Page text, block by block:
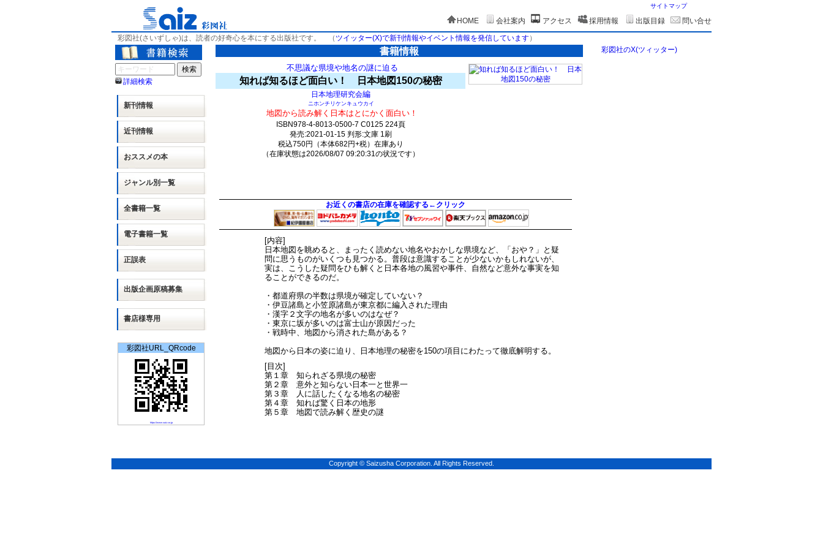
サイトマップ
HOME 会社案内 アクセス 採用情報 出版目録
問い合せ
彩図社(さいずしゃ)は、読者の好奇心を本にする出版社です。
（ ツイッター(X)で新刊情報やイベント情報を発信しています）
詳細検索
新刊情報
近刊情報
おススメの本
ジャンル別一覧
全書籍一覧
電子書籍一覧
正誤表
出版企画原稿募集
書店様専用
彩図社URL_QRcode
https://www.saiz.co.jp
書籍情報
不思議な県境や地名の謎に迫る
知れば知るほど面白い！ 日本地図150の秘密
日本地理研究会編
ニホンチリケンキュウカイ
地図から読み解く日本はとにかく面白い！
ISBN978-4-8013-0500-7 C0125 224頁
発売:2021-01-15 判形:文庫 1刷
税込750円（本体682円+税）在庫あり
（在庫状態は2026/08/07 09:20:31の状況です）
お近くの書店の在庫を確認する←クリック
[内容]
日本地図を眺めると、まったく読めない地名やおかしな県境など、「おや？」と疑
問に思うものがいくつも見つかる。普段は意識することが少ないかもしれないが、
実は、こうした疑問をひも解くと日本各地の風習や事件、自然など意外な事実を知
ることができるのだ。
・都道府県の半数は県境が確定していない？
・伊豆諸島と小笠原諸島が東京都に編入された理由
・漢字２文字の地名が多いのはなぜ？
・東京に坂が多いのは富士山が原因だった
・戦時中、地図から消された島がある？
地図から日本の姿に迫り、日本地理の秘密を150の項目にわたって徹底解明する。
[目次]
第１章 知られざる県境の秘密
第２章 意外と知らない日本一と世界一
第３章 人に話したくなる地名の秘密
第４章 知れば驚く日本の地形
第５章 地図で読み解く歴史の謎
彩図社のX(ツィッター)
Copyright © Saizusha Corporation. All Rights Reserved.